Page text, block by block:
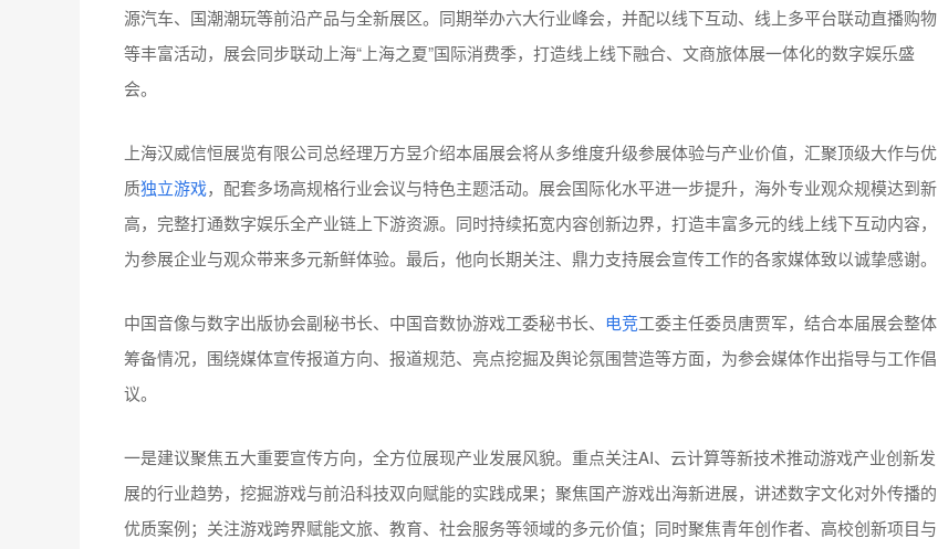
源汽车、国潮潮玩等前沿产品与全新展区。同期举办六大行业峰会，并配以线下互动、线上多平台联动直播购物
等丰富活动，展会同步联动上海“上海之夏”国际消费季，打造线上线下融合、文商旅体展一体化的数字娱乐盛
会。
上海汉威信恒展览有限公司总经理万方昱介绍本届展会将从多维度升级参展体验与产业价值，汇聚顶级大作与优
质独立游戏，配套多场高规格行业会议与特色主题活动。展会国际化水平进一步提升，海外专业观众规模达到新
高，完整打通数字娱乐全产业链上下游资源。同时持续拓宽内容创新边界，打造丰富多元的线上线下互动内容，
为参展企业与观众带来多元新鲜体验。最后，他向长期关注、鼎力支持展会宣传工作的各家媒体致以诚挚感谢。
中国音像与数字出版协会副秘书长、中国音数协游戏工委秘书长、 电竞工委主任委员唐贾军，结合本届展会整体
筹备情况，围绕媒体宣传报道方向、报道规范、亮点挖掘及舆论氛围营造等方面，为参会媒体作出指导与工作倡
议。
一是建议聚焦五大重要宣传方向，全方位展现产业发展风貌。重点关注AI、云计算等新技术推动游戏产业创新发
展的行业趋势，挖掘游戏与前沿科技双向赋能的实践成果；聚焦国产游戏出海新进展，讲述数字文化对外传播的
优质案例；关注游戏跨界赋能文旅、教育、社会服务等领域的多元价值；同时聚焦青年创作者、高校创新项目与